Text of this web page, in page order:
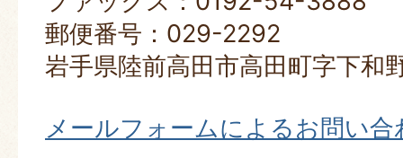
郵便番号：029-2292
岩手県陸前高田市高田町字下和
メールフォームによるお問い合